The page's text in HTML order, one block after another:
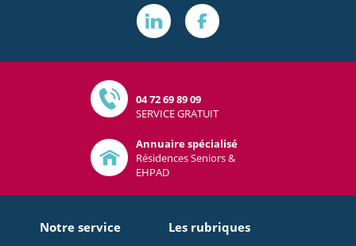
Notre service Les rubriques
04 72 69 89 09
SERVICE GRATUIT
Annuaire spécialisé
Résidences Seniors &
EHPAD